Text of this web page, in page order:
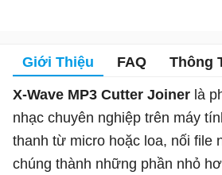
Giới Thiệu FAQ Thông
X-Wave MP3 Cutter Joiner là
nhạc chuyên nghiệp trên máy
thanh từ micro hoặc loa, nối file
chúng thành những phần nhỏ